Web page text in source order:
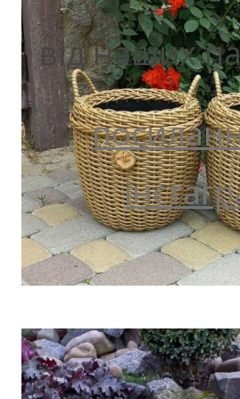
від наших